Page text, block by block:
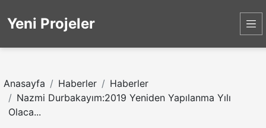
Yeni Projeler
Anasayfa Haberler
Haberler
Nazmi Durbakayım:2019 Yeniden Yapılanma Yılı
Olaca...